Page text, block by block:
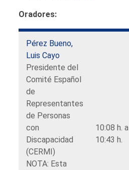
Oradores:
Pérez Bueno,
Luis Cayo
Presidente del
Comité Español
de
Representantes
de Personas
con
Discapacidad
(CERMI)
NOTA: Esta
10:08 h. a
10:43 h.